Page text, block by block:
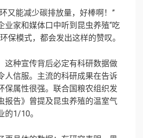
又能减少碳排放量，好棒啊！”
业家和媒体口中听到昆虫养殖“吃
保模式，都会发出这样的赞叹。
这种宣传背后必定有科研数据做
人信服。主流的科研成果在告诉
保属性很强。联合国粮农组织发
报告》曾提及昆虫养殖的温室气
的1/10。